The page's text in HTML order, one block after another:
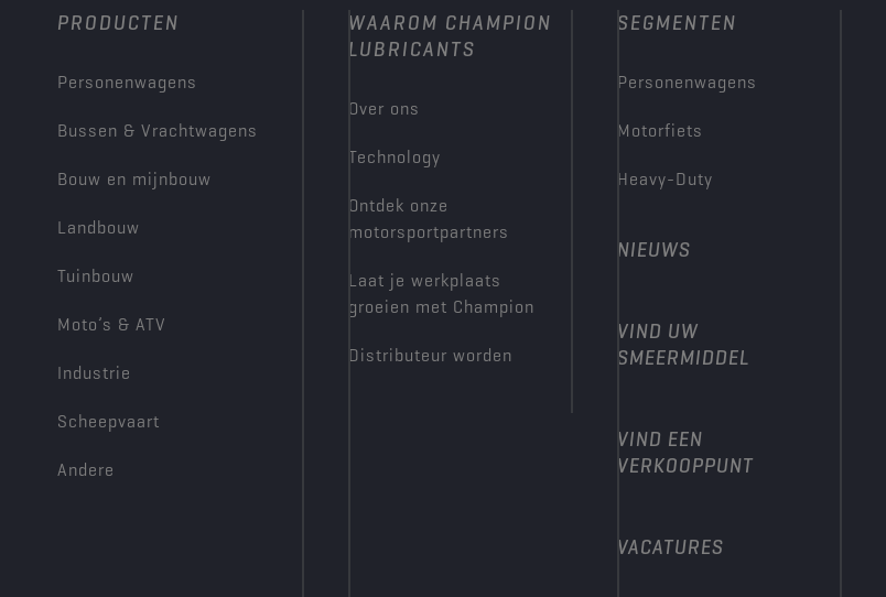
PRODUCTEN
Personenwagens
Bussen & Vrachtwagens
Bouw en mijnbouw
Landbouw
Tuinbouw
Moto’s & ATV
Industrie
Scheepvaart
Andere
WAAROM CHAMPION
LUBRICANTS
Over ons
Technology
Ontdek onze
motorsportpartners
Laat je werkplaats
groeien met Champion
Distributeur worden
SEGMENTEN
Personenwagens
Motorfiets
Heavy-Duty
NIEUWS
VIND UW
SMEERMIDDEL
VIND EEN
VERKOOPPUNT
VACATURES